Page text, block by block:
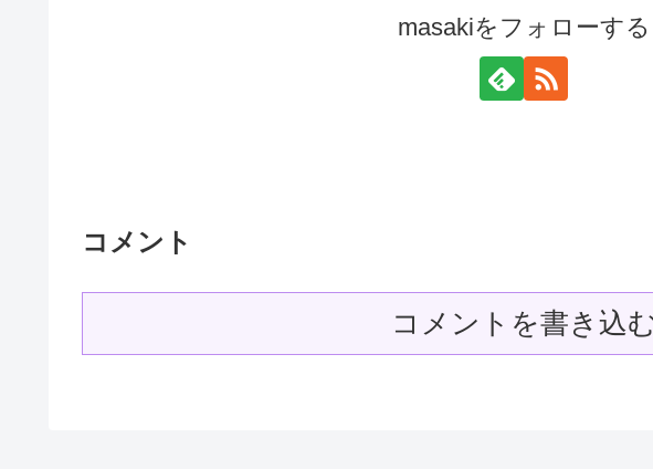
masakiをフォローする
コメント
コメントを書き込